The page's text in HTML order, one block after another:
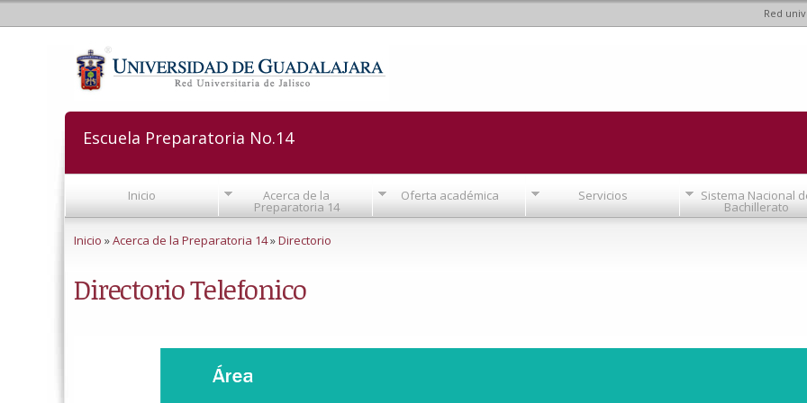
Red
Escuela Preparatoria No.14
Inicio Acerca de la
Preparatoria 14
Oferta académica Servicios Sistema Nacional
Bachillerato
Inicio »Acerca de la Preparatoria 14»Directorio
Directorio Telefonico